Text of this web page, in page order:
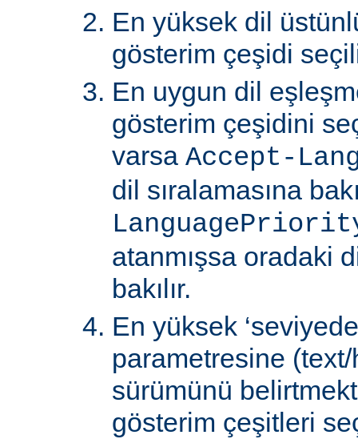
En yüksek dil
gösterim çeşidi
En uygun dil
gösterim çeşidini
varsa Accept-
dil sıralamasına
atanmışsa oradaki
bakılır.
En yüksek
parametresine
sürümünü
gösterim çeşitleri